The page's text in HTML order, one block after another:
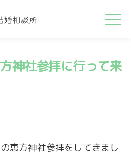
神社参拝に行って来
恵方神社参拝をしてきまし